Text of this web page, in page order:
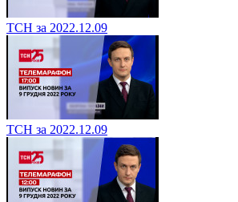
ТСН за 2022.12.09
ТСН за 2022.12.09